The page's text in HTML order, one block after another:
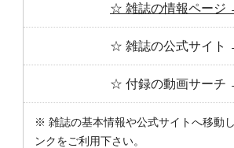
☆ 雑誌の情報ページ
☆ 雑誌の公式サイト
☆ 付録の動画サーチ
※ 雑誌の基本情報や公式サイトへ移動
ンクをご利用下さい。